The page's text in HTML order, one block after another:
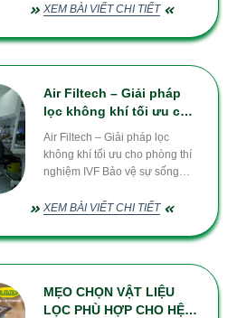
bón hay điện tử. Các thiết bị
I/O modules), đóng vai trò cốt
XEM BÀI VIẾT CHI TIẾT
Air Filtech – Giải pháp
lọc không khí tối ưu cho
phòng thí nghiệm IVF
Bảo vệ sự sống ngay từ
những tế bào đầu tiên.
Air Filtech – Giải pháp lọc
không khí tối ưu cho phòng thí
nghiệm IVF Bảo vệ sự sống
1. IVF – Cánh cửa hy vọng từ y
“ống nghiệm” đầu tiên ra đời
XEM BÀI VIẾT CHI TIẾT
MẸO CHỌN VẬT LIỆU
LỌC PHÙ HỢP CHO HỆ